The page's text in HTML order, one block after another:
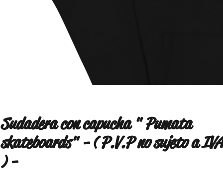
Sudadera con capucha " Pumata
skateboards" - ( P.V.P no sujeto a IVA
) -